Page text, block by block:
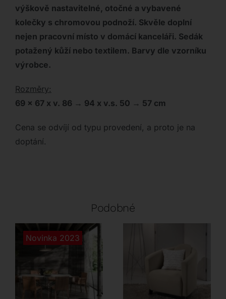
výškově nastavitelné, otočné a vybavené
kolečky s chromovou podnoží. Skvěle doplní
nejen pracovní místo v domácí kanceláři. Sedák
potažený kůží nebo textilem. Barvy dle vzorníku
výrobce.
Rozměry:
69 x 67 x v. 86 → 94 x v.s. 50 → 57 cm
Cena se odvíjí od typu provedení, a proto je na
doptání.
Podobné
Novinka 2023